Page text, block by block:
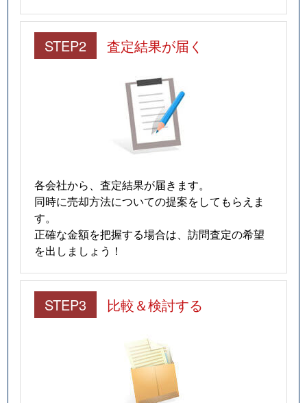
STEP2 査定結果が届く
各会社から、査定結果が届きます。
同時に売却方法についての提案をしてもらえま
す。
正確な金額を把握する場合は、訪問査定の希望
を出しましょう！
STEP3 比較＆検討する